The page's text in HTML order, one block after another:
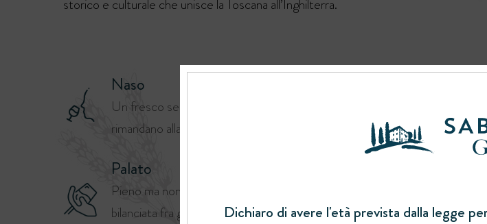
storico e culturale che unisce la Toscana all’Inghilterra.
Naso
Un fresco sentore citrico e floreale, con sfumature che
rimandano alla campagna toscana.
Palato
Pieno ma non invadente, con una presenza magnificamente
bilanciata fra ginepro, finocchio selvatico, lemon verbena e
Dichiaro di avere l'età prevista dalla legge